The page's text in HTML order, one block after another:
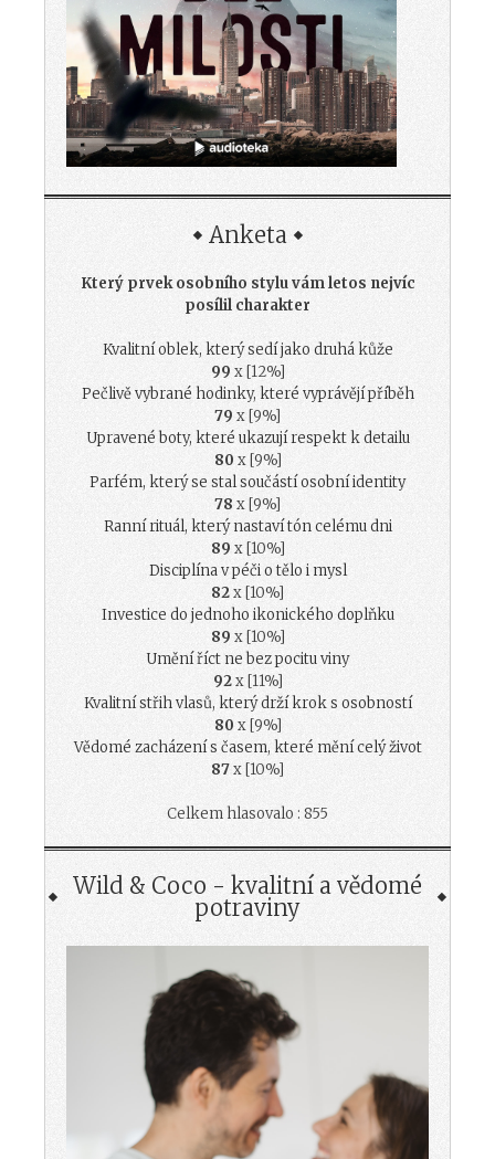
Anketa
Který prvek osobního stylu vám letos nejvíc
posílil charakter
Kvalitní oblek, který sedí jako druhá kůže
99 x [12%]
Pečlivě vybrané hodinky, které vyprávějí příběh
79 x [9%]
Upravené boty, které ukazují respekt k detailu
80 x [9%]
Parfém, který se stal součástí osobní identity
78 x [9%]
Ranní rituál, který nastaví tón celému dni
89 x [10%]
Disciplína v péči o tělo i mysl
82x [10%]
Investice do jednoho ikonického doplňku
89 x [10%]
Umění říct ne bez pocitu viny
92x [11%]
Kvalitní střih vlasů, který drží krok s osobností
80 x [9%]
Vědomé zacházení s časem, které mění celý život
87x [10%]
Celkem hlasovalo : 855
Wild & Coco - kvalitní a vědomé
potraviny